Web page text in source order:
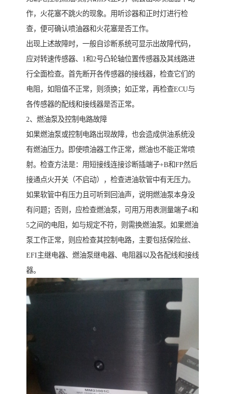
作，火花塞不跳火的现象。用听诊器和正时灯进行检
查，便可确认喷油器和火花塞是否工作。
出现上述故障时，一般自诊断系统可显示出故障代码，
应对转速传感器、1和2号凸轮轴位置传感器及其线路进
行全面检查。首先断开各传感器的接线器，检查它们的
电阻，如阻值不正常，则须换；如正常，再检查ECU与
各传感器的配线和接线器是否正常。
2、燃油泵及控制电路故障
如果燃油泵或控制电路出现故障，也会造成供油系统没
有燃油压力。即使喷油器工作正常，燃油也不能正常喷
射。检查方法是：用短接线连接诊断插端子+B和FP然后
接通点火开关（不启动），检查进油软管中有无压力。
如果软管中有压力且可听到回油声，说明燃油泵本身没
有问题；否则，应检查燃油泵，可用万用表测量端子4和
5之间的电阻，如与规定不符，则需换燃油泵。如果燃油
泵工作正常，则应检查其控制电路，主要包括保险丝、
EFI主继电器、燃油泵继电器、电阻器以及各配线和接线
器。